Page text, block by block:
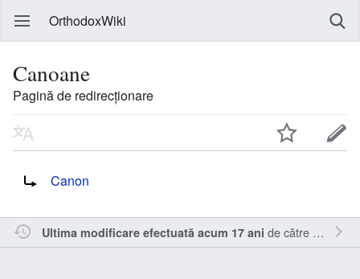
OrthodoxWiki
Canoane
Pagină de redirecționare
Canon
Ultima modificare efectuată acum 17 ani de către Inistea